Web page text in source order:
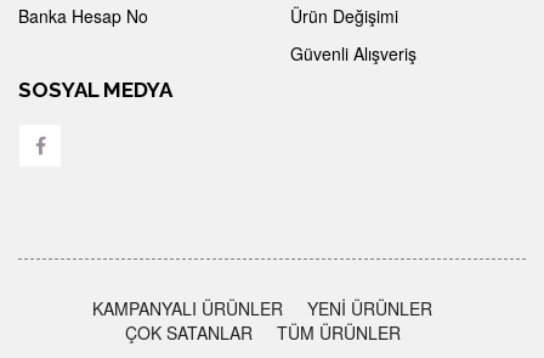
Banka Hesap No
Ürün Değişimi
Güvenli Alışveriş
SOSYAL MEDYA
KAMPANYALI ÜRÜNLER
YENİ ÜRÜNLER
ÇOK SATANLAR
TÜM ÜRÜNLER